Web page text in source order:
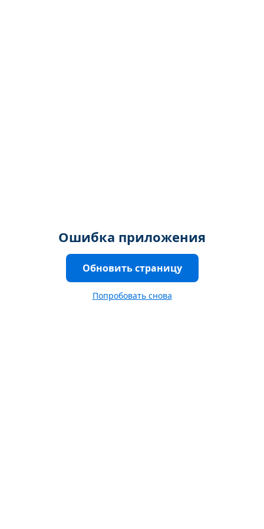
Ошибка приложения
Обновить страницу
Попробовать снова